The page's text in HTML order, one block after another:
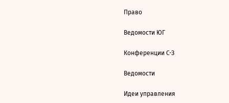
Право
Ведомости ЮГ
Конференции С-З
Ведомости
Идеи управления